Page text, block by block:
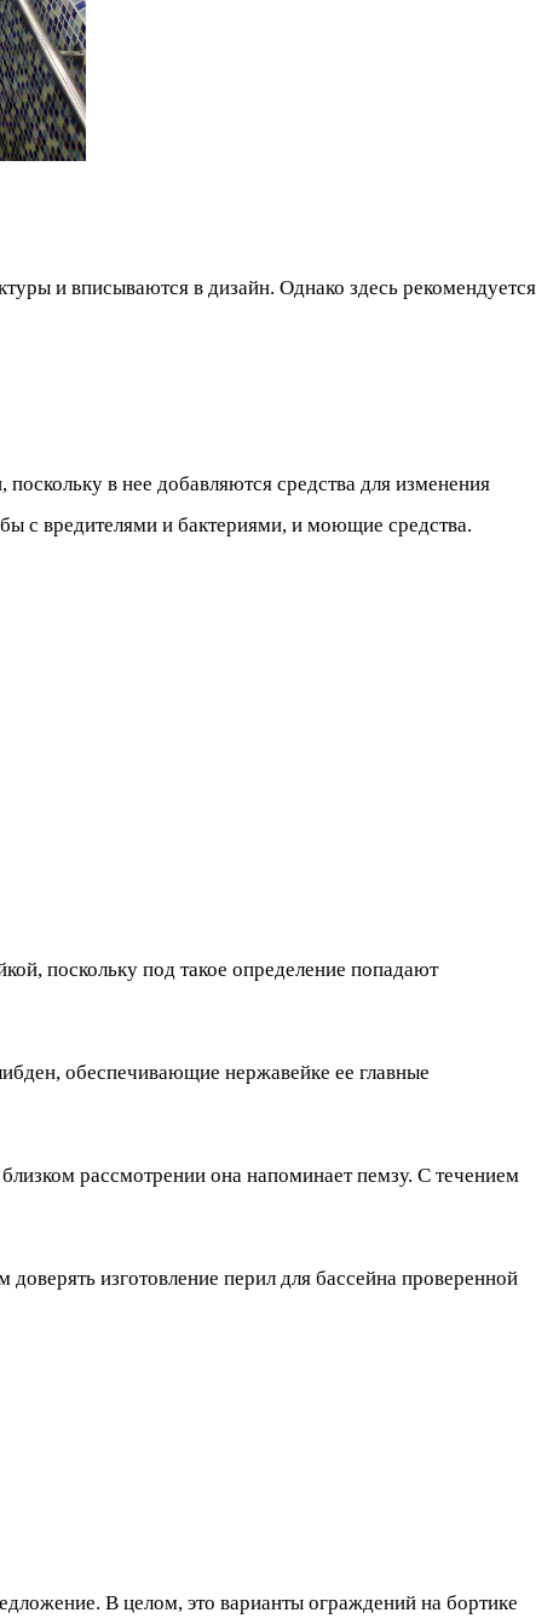
и вписываются в дизайн. Однако здесь рекомендуется
в нее добавляются средства для изменения
с вредителями и бактериями, и моющие средства.
поскольку под такое определение попадают
обеспечивающие нержавейке ее главные
рассмотрении она напоминает пемзу. С течением
изготовление перил для бассейна проверенной
В целом, это варианты ограждений на бортике